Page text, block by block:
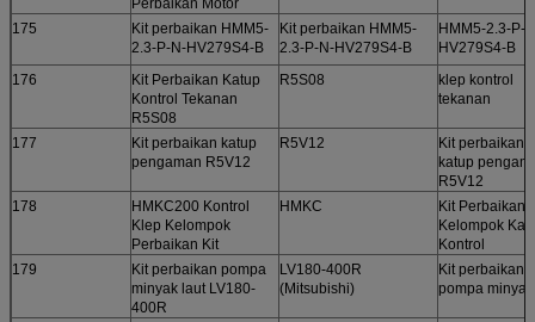
Perbaikan Motor
175
Kit perbaikan HMM5-
2.3-P-N-HV279S4-B
Kit perbaikan HMM5-
2.3-P-N-HV279S4-B
HMM5-2.3-P-
HV279S4-B
176
Kit Perbaikan Katup
Kontrol Tekanan
R5S08
R5S08
klep kontrol
tekanan
177
Kit perbaikan katup
pengaman R5V12
R5V12
Kit perbaikan
katup
R5V12
178
HMKC200 Kontrol
Klep Kelompok
Perbaikan Kit
HMKC
Kit Perbaikan
Kelompok
Kontrol
179
Kit perbaikan pompa
minyak laut LV180-
400R
LV180-400R
(Mitsubishi)
Kit perbaikan
pompa minyak